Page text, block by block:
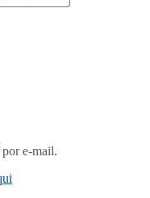
por e-mail.